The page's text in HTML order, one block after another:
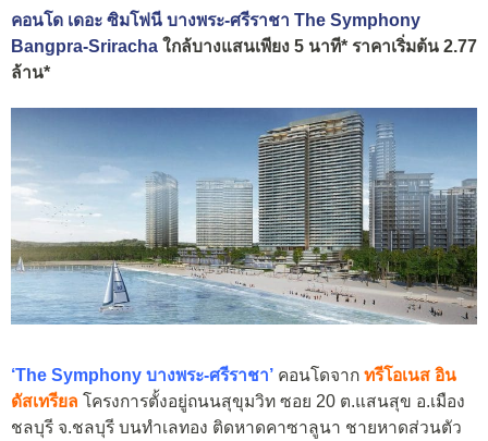
คอนโด เดอะ ซิมโฟนี บางพระ-ศรีราชา The Symphony
Bangpra-Sriracha ใกล้บางแสนเพียง 5 นาที* ราคาเริ่มต้น 2.77
ล้าน*
‘The Symphony บางพระ-ศรีราชา’ คอนโดจาก ทรีโอเนส อิน
ดัสเทรียล โครงการตั้งอยู่ถนนสุขุมวิท ซอย 20 ต.แสนสุข อ.เมือง
ชลบุรี จ.ชลบุรี บนทำเลทอง ติดหาดคาซาลูนา ชายหาดส่วนตัว